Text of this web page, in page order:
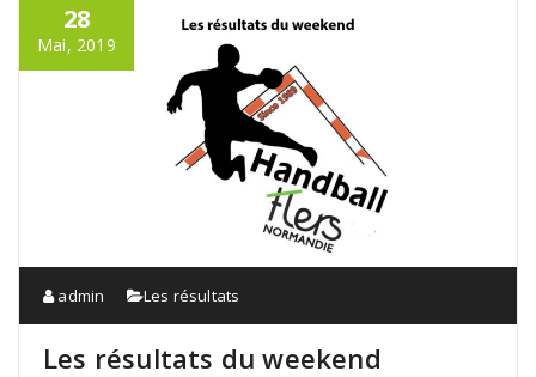
28
Mai, 2019
admin Les résultats
Les résultats du weekend